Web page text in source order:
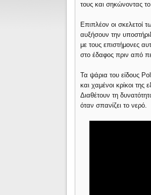
τους και σηκώνοντας
Επιπλέον οι σκελετοί
αυξήσουν την
με τους επιστήμονες
στο έδαφος πριν από
Τα ψάρια του είδους
και χαμένοι κρίκοι
Διαθέτουν τη
όταν σπανίζει το νερό.